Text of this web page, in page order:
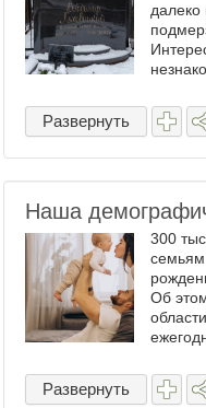
далеко
не
и
Развернуть
Наша
300
семьям
Об
Развернуть